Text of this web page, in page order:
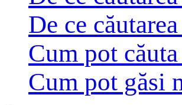
De ce
Cum pot
Cum pot găsi